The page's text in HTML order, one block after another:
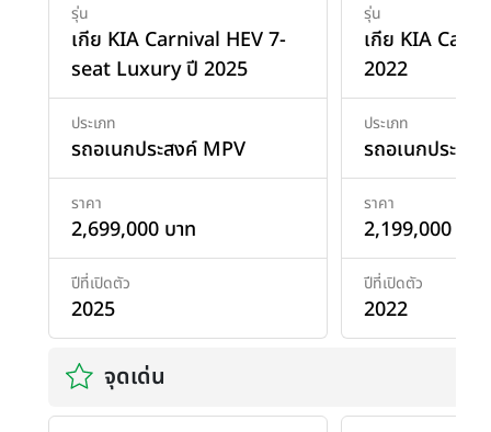
รุ่น
เกีย KIA Carnival HEV 7-
seat Luxury ปี 2025
ประเภท
รถอเนกประสงค์ MPV
ราคา
2,699,000 บาท
ปีที่เปิดตัว
2025
รุ่น
เกีย KIA
2022
ประเภท
รถอเนกประสง
ราคา
2,199,000 บาท
ปีที่เปิดตัว
2022
จุดเด่น